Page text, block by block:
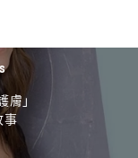
」
事